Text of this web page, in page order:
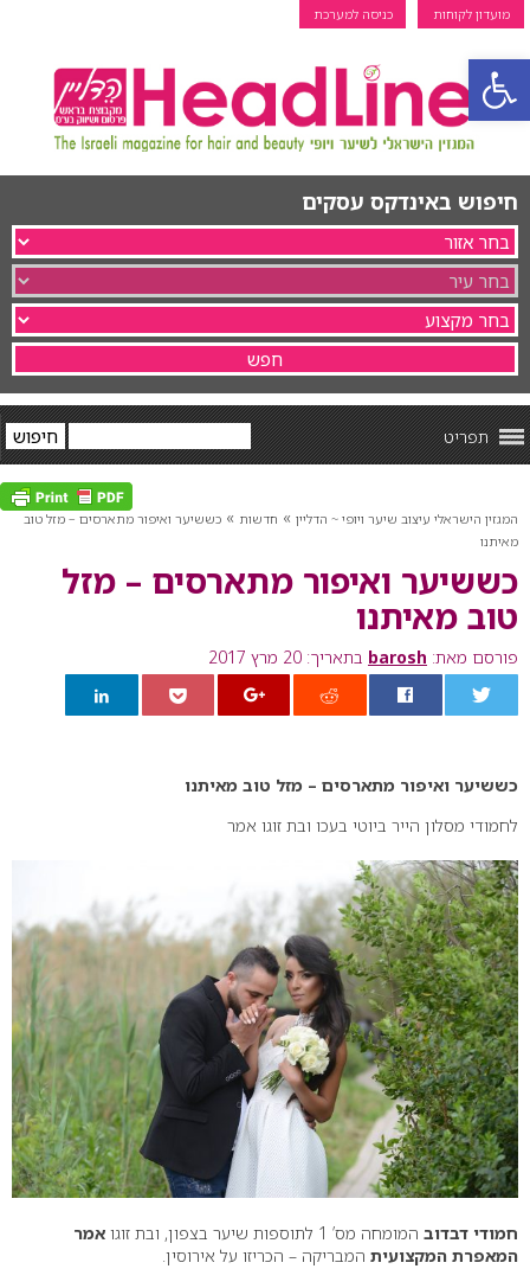
פתח סרגל נגישות
מועדון לקוחות כניסה למערכת
חיפוש באינדקס עסקים
תפריט
המגזין הישראלי עיצוב שיער ויופי ~ הדליין » חדשות » כששיער ואיפור מתארסים – מזל טוב
מאיתנו
כששיער ואיפור מתארסים – מזל
טוב מאיתנו
פורסם מאת: barosh בתאריך: 20 מרץ 2017
כששיער ואיפור מתארסים – מזל טוב מאיתנו
לחמודי מסלון הייר ביוטי בעכו ובת זוגו אמר
חמודי דבדוב המומחה מס’ 1 לתוספות שיער בצפון, ובת זוגו
אמר
המאפרת המקצועית המבריקה – הכריזו על אירוסין.